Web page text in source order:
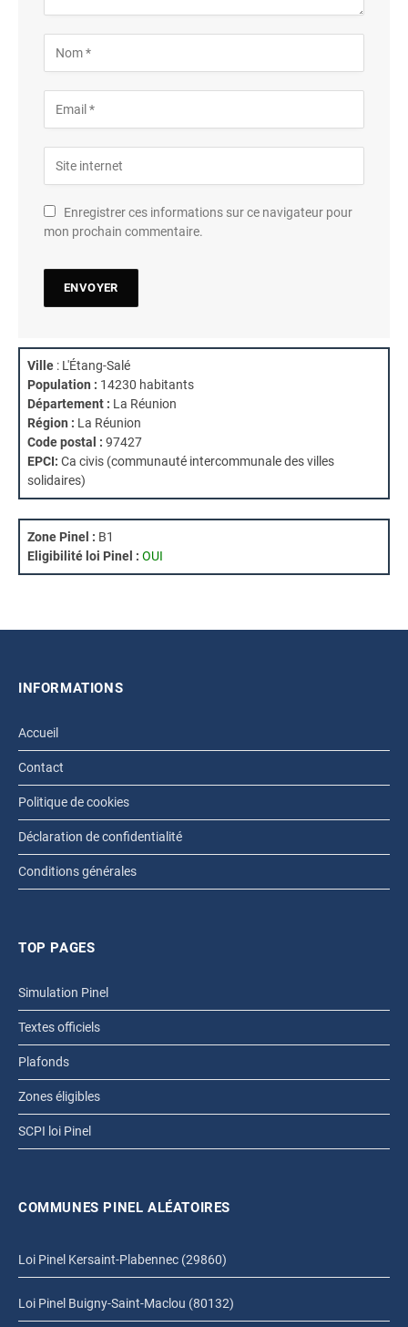
Enregistrer ces informations sur ce navigateur pour
mon prochain commentaire.
Ville : L'Étang-Salé
Population : 14230 habitants
Département : La Réunion
Région : La Réunion
Code postal : 97427
EPCI: Ca civis (communauté intercommunale des villes
solidaires)
Zone Pinel : B1
Eligibilité loi Pinel : OUI
INFORMATIONS
Accueil
Contact
Politique de cookies
Déclaration de confidentialité
Conditions générales
TOP PAGES
Simulation Pinel
Textes officiels
Plafonds
Zones éligibles
SCPI loi Pinel
COMMUNES PINEL ALÉATOIRES
Loi Pinel Kersaint-Plabennec (29860)
Loi Pinel Buigny-Saint-Maclou (80132)